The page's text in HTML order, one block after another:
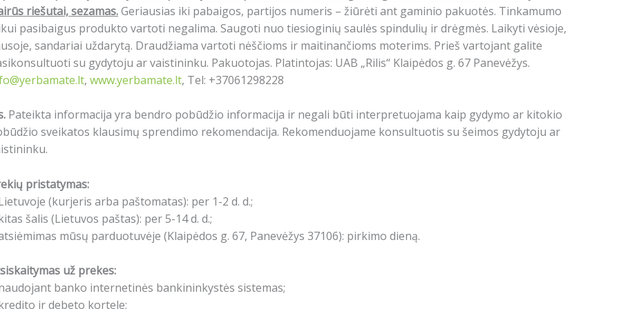
riešutai, sezamas.Geriausias iki pabaigos, partijos numeris – žiūrėti ant gaminio pakuotės. Tinkamumo
pasibaigus produkto vartoti negalima. Saugoti nuo tiesioginių saulės spindulių ir drėgmės. Laikyti vėsioje,
sandariai uždarytą. Draudžiama vartoti nėščioms ir maitinančioms moterims. Prieš vartojant galite
su gydytoju ar vaistininku. Pakuotojas. Platintojas: UAB „Rilis“ Klaipėdos g. 67 Panevėžys.
, www.yerbamate.lt, Tel: +37061298228
Pateikta informacija yra bendro pobūdžio informacija ir negali būti interpretuojama kaip gydymo ar kitokio
sveikatos klausimų sprendimo rekomendacija. Rekomenduojame konsultuotis su šeimos gydytoju ar
pristatymas:
(kurjeris arba paštomatas): per 1-2 d. d.;
šalis (Lietuvos paštas): per 5-14 d. d.;
mūsų parduotuvėje (Klaipėdos g. 67, Panevėžys 37106): pirkimo dieną.
už prekes:
banko internetinės bankininkystės sistemas;
ir debeto kortele;